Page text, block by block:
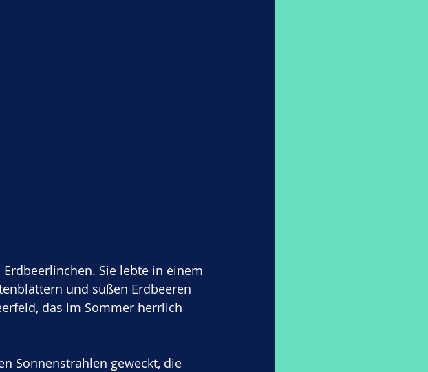
Sie lebte in einem
und süßen Erdbeeren
das im Sommer herrlich
Sonnenstrahlen geweckt, die